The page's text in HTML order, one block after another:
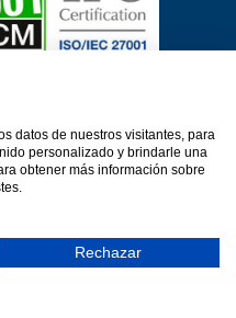
de datos
Desarrollo e Insercion S.L.
datos de nuestros visitantes, para
personalizado y brindarle una
obtener más información sobre
Rechazar